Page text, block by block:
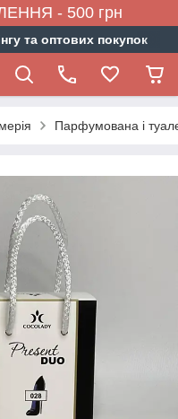
- 500 грн
та оптових покупок
Парфумована і